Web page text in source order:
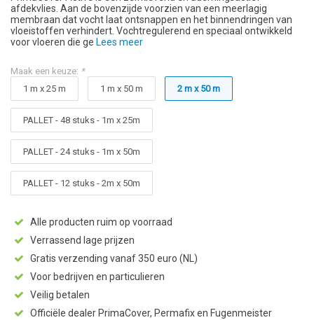
afdekvlies. Aan de bovenzijde voorzien van een meerlagig
membraan dat vocht laat ontsnappen en het binnendringen van
vloeistoffen verhindert. Vochtregulerend en speciaal ontwikkeld
voor vloeren die ge Lees meer
Maak een keuze: *
1 m x 25 m
1 m x 50 m 2 m x 50 m
PALLET - 48 stuks - 1m x 25m
PALLET - 24 stuks - 1m x 50m
PALLET - 12 stuks - 2m x 50m
Alle producten ruim op voorraad
Verrassend lage prijzen
Gratis verzending vanaf 350 euro (NL)
Voor bedrijven en particulieren
Veilig betalen
Officiële dealer PrimaCover, Permafix en Fugenmeister